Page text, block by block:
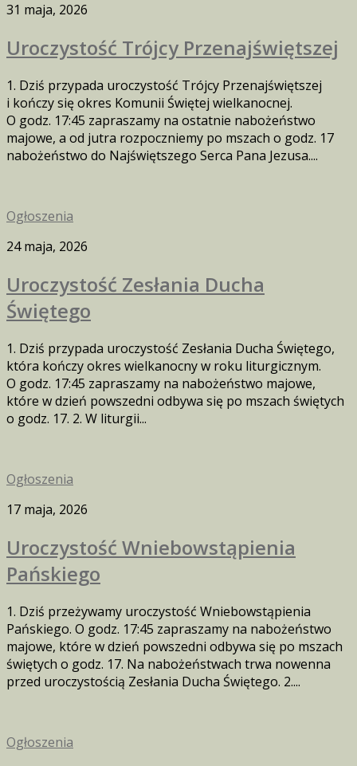
31 maja, 2026
Uroczystość Trójcy Przenajświętszej
1. Dziś przypada uroczystość Trójcy Przenajświętszej
i kończy się okres Komunii Świętej wielkanocnej.
O godz. 17:45 zapraszamy na ostatnie nabożeństwo
majowe, a od jutra rozpoczniemy po mszach o godz. 17
nabożeństwo do Najświętszego Serca Pana Jezusa....
Ogłoszenia
24 maja, 2026
Uroczystość Zesłania Ducha
Świętego
1. Dziś przypada uroczystość Zesłania Ducha Świętego,
która kończy okres wielkanocny w roku liturgicznym.
O godz. 17:45 zapraszamy na nabożeństwo majowe,
które w dzień powszedni odbywa się po mszach świętych
o godz. 17. 2. W liturgii...
Ogłoszenia
17 maja, 2026
Uroczystość Wniebowstąpienia
Pańskiego
1. Dziś przeżywamy uroczystość Wniebowstąpienia
Pańskiego. O godz. 17:45 zapraszamy na nabożeństwo
majowe, które w dzień powszedni odbywa się po mszach
świętych o godz. 17. Na nabożeństwach trwa nowenna
przed uroczystością Zesłania Ducha Świętego. 2....
Ogłoszenia